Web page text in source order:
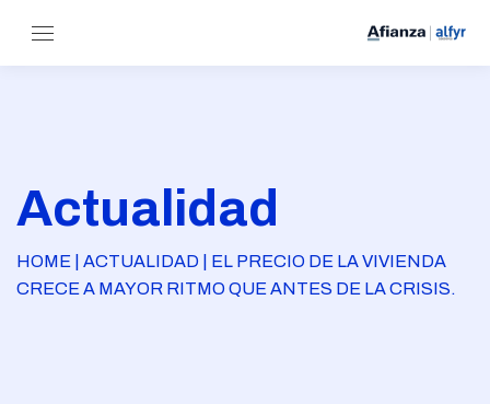
Actualidad
HOME | ACTUALIDAD | EL PRECIO DE LA VIVIENDA
CRECE A MAYOR RITMO QUE ANTES DE LA CRISIS.